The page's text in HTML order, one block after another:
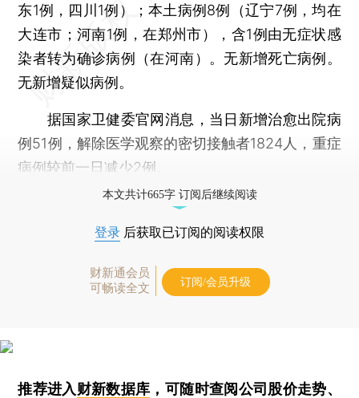
东1例，四川1例）；本土病例8例（辽宁7例，均在
大连市；河南1例，在郑州市），含1例由无症状感
染者转为确诊病例（在河南）。无新增死亡病例。
无新增疑似病例。
据国家卫健委官网消息，当日新增治愈出院病
例51例，解除医学观察的密切接触者1824人，重症
病例较前一日减少2例。
本文共计665字 订阅后继续阅读
登录 后获取已订阅的阅读权限
财新通会员
可畅读全文
订阅/会员升级
推荐进入财新数据库 ，可随时查阅公司股价走势、